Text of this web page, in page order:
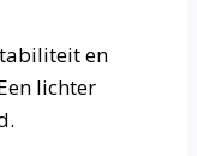
en
lichter